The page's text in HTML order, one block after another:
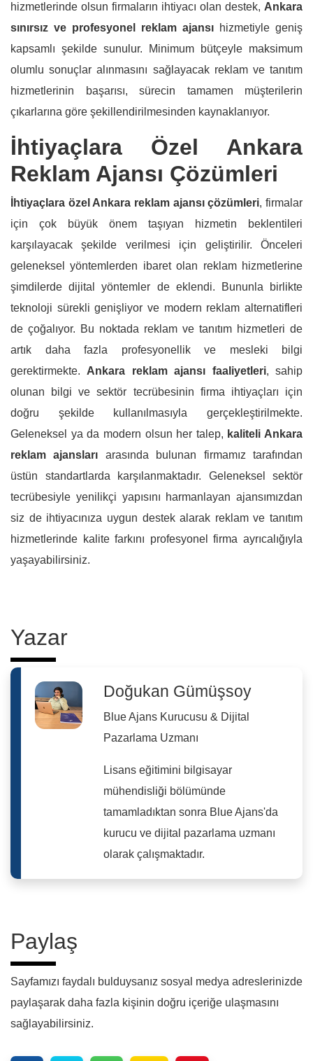
hizmetlerinde olsun firmaların ihtiyacı olan destek, Ankara
sınırsız ve profesyonel reklam ajansı hizmetiyle geniş
kapsamlı şekilde sunulur. Minimum bütçeyle maksimum
olumlu sonuçlar alınmasını sağlayacak reklam ve tanıtım
hizmetlerinin başarısı, sürecin tamamen müşterilerin
çıkarlarına göre şekillendirilmesinden kaynaklanıyor.
İhtiyaçlara Özel Ankara
Reklam Ajansı Çözümleri
İhtiyaçlara özel Ankara reklam ajansı çözümleri, firmalar
için çok büyük önem taşıyan hizmetin beklentileri
karşılayacak şekilde verilmesi için geliştirilir. Önceleri
geleneksel yöntemlerden ibaret olan reklam hizmetlerine
şimdilerde dijital yöntemler de eklendi. Bununla birlikte
teknoloji sürekli genişliyor ve modern reklam alternatifleri
de çoğalıyor. Bu noktada reklam ve tanıtım hizmetleri de
artık daha fazla profesyonellik ve mesleki bilgi
gerektirmekte. Ankara reklam ajansı faaliyetleri, sahip
olunan bilgi ve sektör tecrübesinin firma ihtiyaçları için
doğru şekilde kullanılmasıyla gerçekleştirilmekte.
Geleneksel ya da modern olsun her talep, kaliteli Ankara
reklam ajansları arasında bulunan firmamız tarafından
üstün standartlarda karşılanmaktadır. Geleneksel sektör
tecrübesiyle yenilikçi yapısını harmanlayan ajansımızdan
siz de ihtiyacınıza uygun destek alarak reklam ve tanıtım
hizmetlerinde kalite farkını profesyonel firma ayrıcalığıyla
yaşayabilirsiniz.
Yazar
Doğukan Gümüşsoy
Blue Ajans Kurucusu & Dijital
Pazarlama Uzmanı
Lisans eğitimini bilgisayar
mühendisliği bölümünde
tamamladıktan sonra Blue Ajans'da
kurucu ve dijital pazarlama uzmanı
olarak çalışmaktadır.
Paylaş
Sayfamızı faydalı bulduysanız sosyal medya adreslerinizde
paylaşarak daha fazla kişinin doğru içeriğe ulaşmasını
sağlayabilirsiniz.